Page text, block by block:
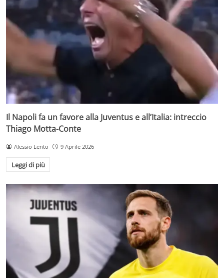
Il Napoli fa un favore alla Juventus e all’Italia: intreccio
Thiago Motta-Conte
Alessio Lento 9 Aprile 2026
Leggi di più